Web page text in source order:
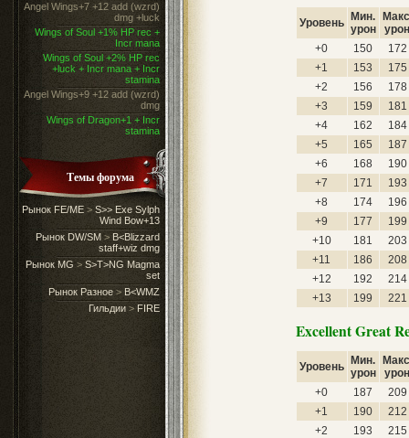
Angel Wings+7 +12 add (wzrd)
dmg +luck
Wings of Soul +1% HP rec +
Incr mana
Wings of Soul +2% HP rec
+luck + Incr mana + Incr
stamina
Angel Wings+9 +12 add (wzrd)
dmg
Wings of Dragon+1 + Incr
stamina
Темы форума
Рынок FE/ME > S>> Exe Sylph
Wind Bow+13
Рынок DW/SM > B<Blizzard
staff+wiz dmg
Рынок MG > S>T>NG Magma
set
Рынок Разное > B<WMZ
Гильдии > FIRE
Уровень
Мин.
урон
урон
+0
150
172
+1
153
175
+2
156
178
+3
159
181
+4
162
184
+5
165
187
+6
168
190
+7
171
193
+8
174
196
+9
177
199
+10
181
203
+11
186
208
+12
192
214
+13
199 221
Excellent Great
Уровень
Мин.
урон
урон
+0
187
209
+1
190
212
+2
193
215